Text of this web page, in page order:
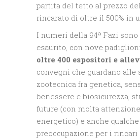
partita del tetto al prezzo
rincarato di oltre il 500% in
I numeri della 94ª Fazi
esaurito, con nove
oltre 400 espositori e
convegni che guardano alle
zootecnica fra genetica,
benessere e biosicurezza,
future (con molta
energetico) e anche qualche
preoccupazione per i rincari